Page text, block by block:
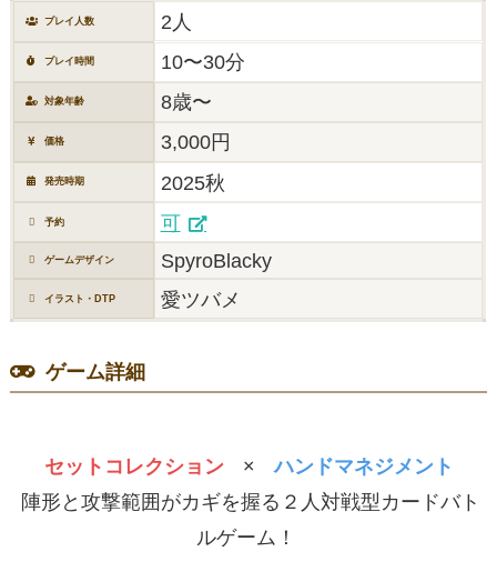
プレイ人数 2人
プレイ時間 10〜30分
対象年齢 8歳〜
価格 3,000円
発売時期 2025秋
予約 可
ゲームデザイン SpyroBlacky
イラスト・DTP 愛ツバメ
ゲーム詳細
セットコレクション ×
ハンドマネジメント
陣形と攻撃範囲がカギを握る２人対戦型カードバト
ルゲーム！